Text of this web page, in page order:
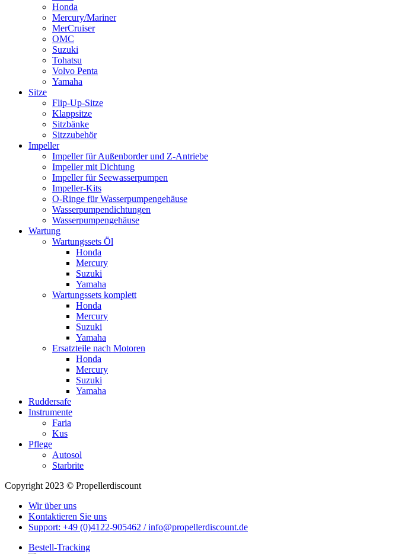
Honda
Mercury/Mariner
MerCruiser
OMC
Suzuki
Tohatsu
Volvo Penta
Yamaha
Sitze
Flip-Up-Sitze
Klappsitze
Sitzbänke
Sitzzubehör
Impeller
Impeller für Außenborder und Z-Antriebe
Impeller mit Dichtung
Impeller für Seewasserpumpen
Impeller-Kits
O-Ringe für Wasserpumpengehäuse
Wasserpumpendichtungen
Wasserpumpengehäuse
Wartung
Wartungssets Öl
Honda
Mercury
Suzuki
Yamaha
Wartungssets komplett
Honda
Mercury
Suzuki
Yamaha
Ersatzteile nach Motoren
Honda
Mercury
Suzuki
Yamaha
Ruddersafe
Instrumente
Faria
Kus
Pflege
Autosol
Starbrite
Copyright 2023 © Propellerdiscount
Wir über uns
Kontaktieren Sie uns
Support: +49 (0)4122-905462 / info@propellerdiscount.de
Bestell-Tracking